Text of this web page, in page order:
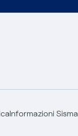
Informazioni Sisma